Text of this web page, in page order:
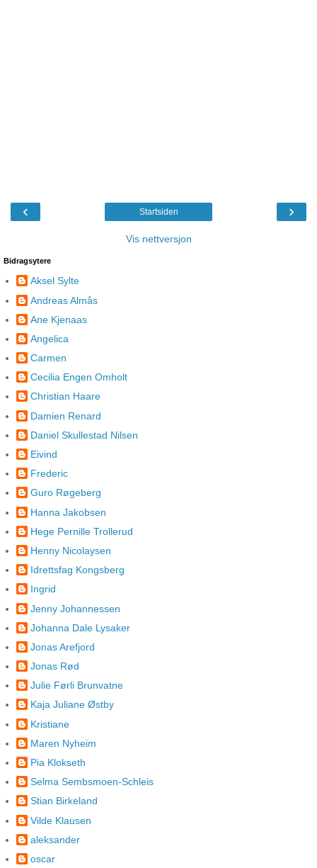
‹ ›
Startsiden
Vis nettversjon
Bidragsytere
Aksel Sylte
Andreas Almås
Ane Kjenaas
Angelica
Carmen
Cecilia Engen Omholt
Christian Haare
Damien Renard
Daniel Skullestad Nilsen
Eivind
Frederic
Guro Røgeberg
Hanna Jakobsen
Hege Pernille Trollerud
Henny Nicolaysen
Idrettsfag Kongsberg
Ingrid
Jenny Johannessen
Johanna Dale Lysaker
Jonas Arefjord
Jonas Rød
Julie Førli Brunvatne
Kaja Juliane Østby
Kristiane
Maren Nyheim
Pia Klokseth
Selma Sembsmoen-Schleis
Stian Birkeland
Vilde Klausen
aleksander
oscar